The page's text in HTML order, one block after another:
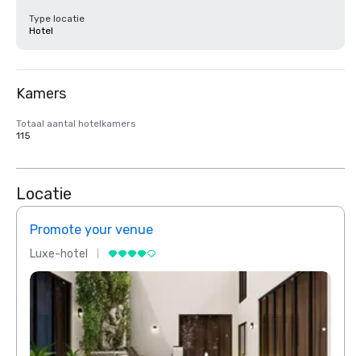
Type locatie
Hotel
Kamers
Totaal aantal hotelkamers
115
Locatie
Promote your venue
Luxe-hotel